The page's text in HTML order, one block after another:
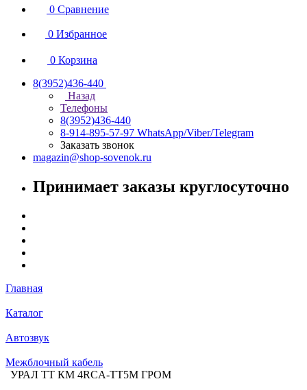
0 Сравнение
0 Избранное
0 Корзина
8(3952)436-440
Назад
Телефоны
8(3952)436-440
8-914-895-57-97 WhatsApp/Viber/Telegram
Заказать звонок
magazin@shop-sovenok.ru
Принимает заказы круглосуточно
Главная
Каталог
Автозвук
Межблочный кабель
УРАЛ ТТ КМ 4RCA-ТТ5М ГРОМ